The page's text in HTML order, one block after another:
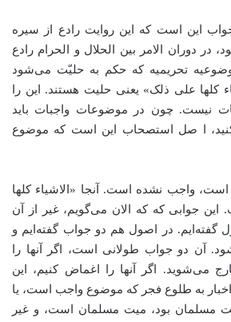
این است که این روایت رادع از سیره
در دوران الامر بین الحلال و الحرام رادع
تحریمیه که حکم به حلیّت می‌شود
کلها علی ذلک» یعنی حلیت هستند. این را
نیست. چون در موضوعات واجبات باید
ا صل استصحاب این است که موضوع
واجب نشده است. آنجا «الاشیاء کلها
جوابی که که الان می‌گویم، غیر از آن
گفته‌ایم. در اصول هم دو جواب گفته‌ایم و
آن دو جواب طولانی است، اگر آنها را
می‌شوید. اگر آنها را اغماض کنیم، این
به طلوع فجر که موضوع واجب است، یا
مسلمان بود، میت مسلمان است، و غیر